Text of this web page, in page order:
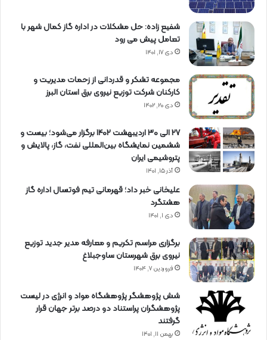
شفیع زاده: حل مشکلات در اداره گاز کمال شهر با
تعامل پیش می رود
دی ۱۷, ۱۴۰۱
مجموعه تشکر و قدردانی از زحمات مدیریت و
کارکنان شرکت توزیع نیروی برق استان البرز
دی ۲۰, ۱۴۰۲
27 الی 30 اردیبهشت 1402 برگزار می‌شود؛ بیست و
ششمین نمایشگاه بین‌المللی نفت، گاز، پالایش و
پتروشیمی ایران
آذر ۱۵, ۱۴۰۱
علیخانی خبر داد؛ قهرمانی تیم فوتسال اداره گاز
هشتگرد
دی ۱, ۱۴۰۱
برگزاری مراسم تكریم و معارفه مدیر جدید توزیع
نیروی برق شهرستان ساوجبلاغ
فروردین ۷, ۱۴۰۴
شش پژوهشگر پژوهشگاه مواد و انرژی در لیست
پژوهشگران پراستناد دو درصد برتر جهان قرار
گرفتند
بهمن ۱۱, ۱۴۰۱